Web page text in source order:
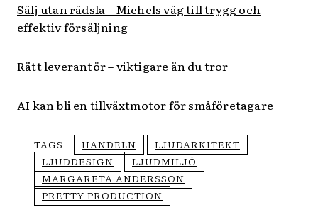
Sälj utan rädsla – Michels väg till trygg och
effektiv försäljning
Rätt leverantör – viktigare än du tror
AI kan bli en tillväxtmotor för småföretagare
TAGS HANDELN
LJUDARKITEKT
LJUDDESIGN
LJUDMILJÖ
MARGARETA ANDERSSON
PRETTY PRODUCTION